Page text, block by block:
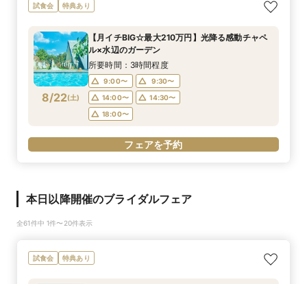
試食会 特典あり
8/22(土)
【月イチBIG☆最大210万円】光降る感動チャペ
ル×水辺のガーデン
所要時間：3時間程度
9:00〜
9:30〜
14:00〜
14:30〜
18:00〜
フェアを予約
本日以降開催のブライダルフェア
全61件中 1件〜20件表示
試食会 特典あり